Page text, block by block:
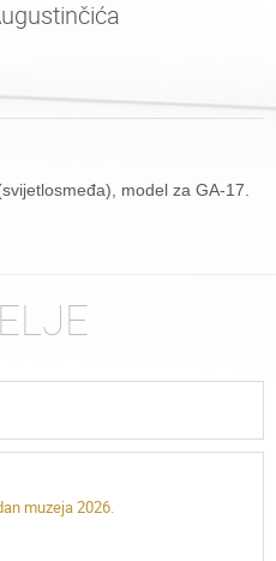
model za GA-17.
muzeja 2026.